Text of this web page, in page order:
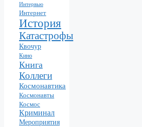
Интервью
Интернет
История
Катастрофы
Квочур
Кино
Книга
Коллеги
Космонавтика
Космонавты
Космос
Криминал
Мероприятия